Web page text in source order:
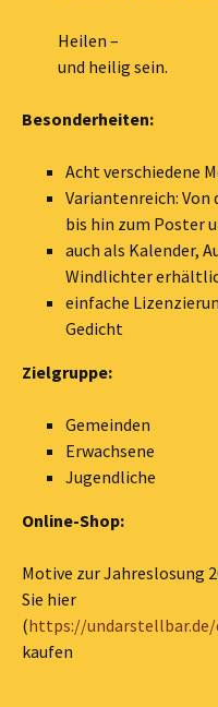
Heilen –
und heilig sein.
Besonderheiten:
Acht verschiedene
Variantenreich: Von
bis hin zum Poster
auch als Kalender,
Windlichter
einfache
Gedicht
Zielgruppe:
Gemeinden
Erwachsene
Jugendliche
Online-Shop:
Motive zur Jahreslosung
Sie hier
(https://
kaufen